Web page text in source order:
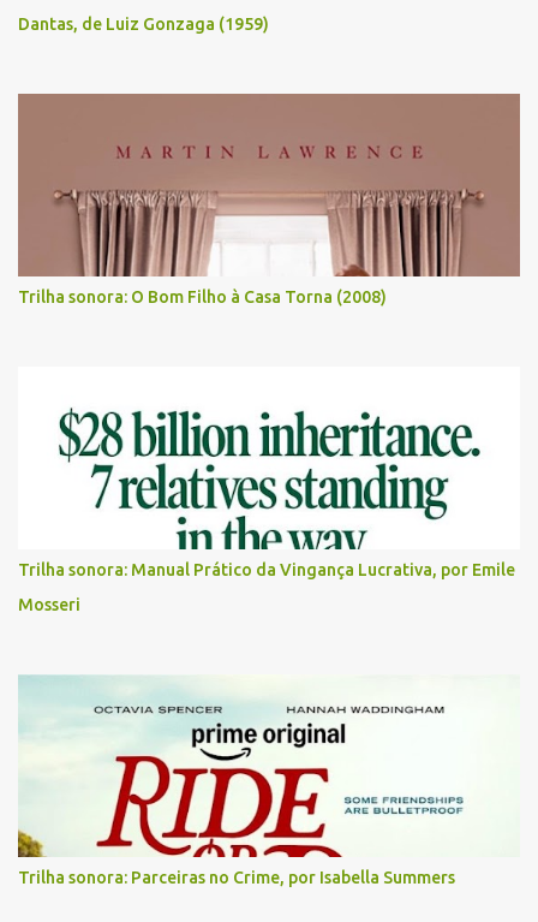
Dantas, de Luiz Gonzaga (1959)
Trilha sonora: O Bom Filho à Casa Torna (2008)
Trilha sonora: Manual Prático da Vingança Lucrativa, por Emile
Mosseri
Trilha sonora: Parceiras no Crime, por Isabella Summers